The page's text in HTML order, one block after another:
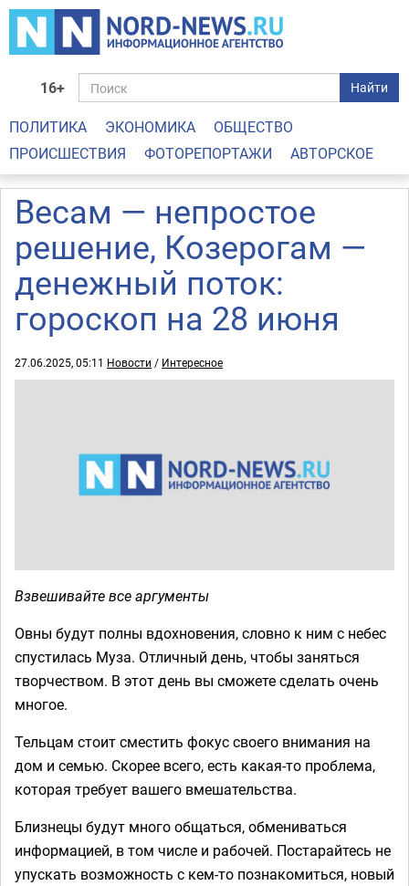
16+ Найти
ПОЛИТИКА ЭКОНОМИКА
ОБЩЕСТВО
ПРОИСШЕСТВИЯ
ФОТОРЕПОРТАЖИ АВТОРСКОЕ
Весам — непростое
решение, Козерогам —
денежный поток:
гороскоп на 28 июня
27.06.2025, 05:11 Новости / Интересное
Взвешивайте все аргументы
Овны будут полны вдохновения, словно к ним с небес
спустилась Муза. Отличный день, чтобы заняться
творчеством. В этот день вы сможете сделать очень
многое.
Тельцам стоит сместить фокус своего внимания на
дом и семью. Скорее всего, есть какая-то проблема,
которая требует вашего вмешательства.
Близнецы будут много общаться, обмениваться
информацией, в том числе и рабочей. Постарайтесь не
упускать возможность с кем-то познакомиться, новый